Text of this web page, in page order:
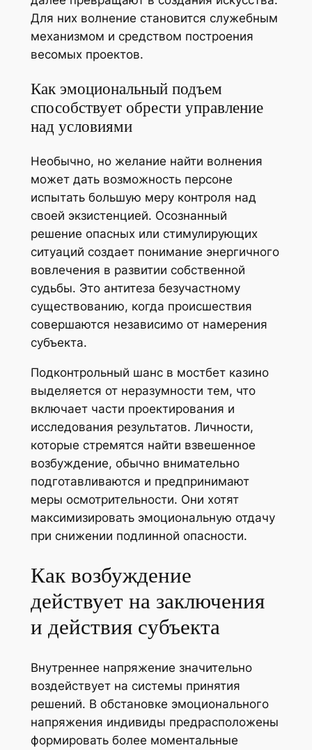
Для них волнение становится служебным
механизмом и средством построения
весомых проектов.
Как эмоциональный подъем
способствует обрести управление
над условиями
Необычно, но желание найти волнения
может дать возможность персоне
испытать большую меру контроля над
своей экзистенцией. Осознанный
решение опасных или стимулирующих
ситуаций создает понимание энергичного
вовлечения в развитии собственной
судьбы. Это антитеза безучастному
существованию, когда происшествия
совершаются независимо от намерения
субъекта.
Подконтрольный шанс в мостбет казино
выделяется от неразумности тем, что
включает части проектирования и
исследования результатов. Личности,
которые стремятся найти взвешенное
возбуждение, обычно внимательно
подготавливаются и предпринимают
меры осмотрительности. Они хотят
максимизировать эмоциональную отдачу
при снижении подлинной опасности.
Как возбуждение
действует на заключения
и действия субъекта
Внутреннее напряжение значительно
воздействует на системы принятия
решений. В обстановке эмоционального
напряжения индивиды предрасположены
формировать более моментальные